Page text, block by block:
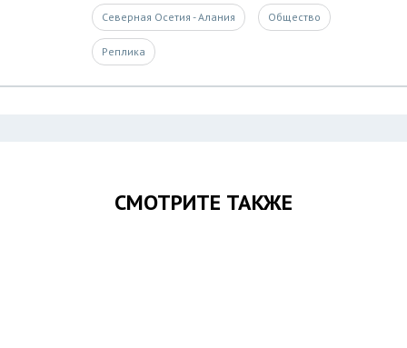
Северная Осетия - Алания Общество
Реплика
СМОТРИТЕ ТАКЖЕ